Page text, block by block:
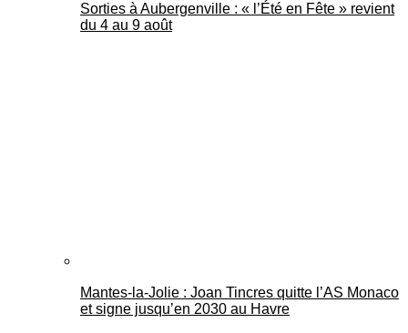
Sorties à Aubergenville : « l’Été en Fête » revient
du 4 au 9 août
Mantes-la-Jolie : Joan Tincres quitte l’AS Monaco
et signe jusqu’en 2030 au Havre